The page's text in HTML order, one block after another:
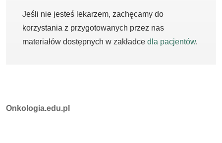
Jeśli nie jesteś lekarzem, zachęcamy do
korzystania z przygotowanych przez nas
materiałów dostępnych w zakładce dla pacjentów.
Autorzy:
Onkologia.edu.pl